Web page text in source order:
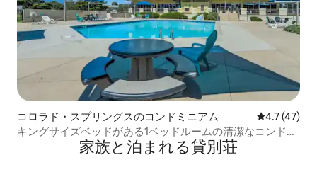
コロラド・スプリングスのコンドミニアム レビュー47
4.7 (47)
キングサイズベッドがある1ベッドルームの清潔なコンドミ
家族と泊まれる貸別荘